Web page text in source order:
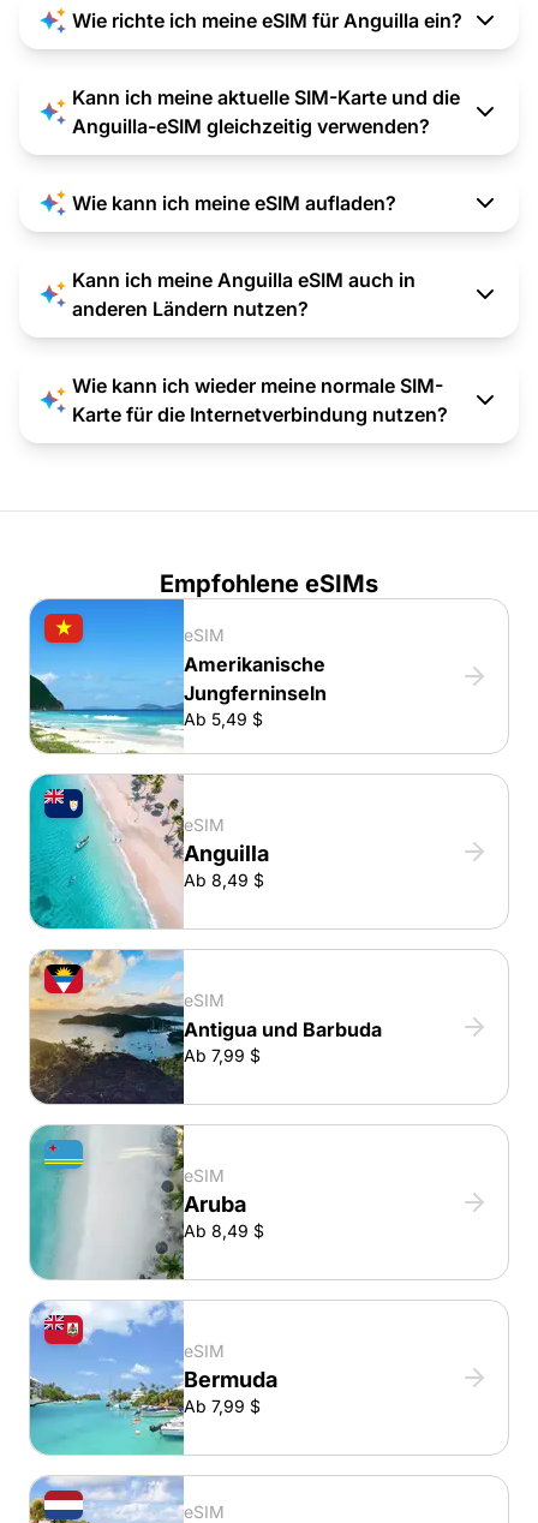
Wie richte ich meine eSIM für Anguilla ein?
Kann ich meine aktuelle SIM-Karte und die
Anguilla-eSIM gleichzeitig verwenden?
Wie kann ich meine eSIM aufladen?
Kann ich meine Anguilla eSIM auch in
anderen Ländern nutzen?
Wie kann ich wieder meine normale SIM-
Karte für die Internetverbindung nutzen?
Empfohlene eSIMs
eSIM
Amerikanische
Jungferninseln
Ab 5,49 $
eSIM
Anguilla
Ab 8,49 $
eSIM
Antigua und Barbuda
Ab 7,99 $
eSIM
Aruba
Ab 8,49 $
eSIM
Bermuda
Ab 7,99 $
eSIM